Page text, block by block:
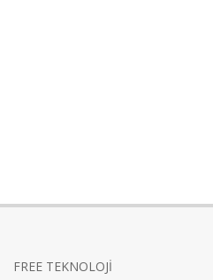
FREE TEKNOLOJİ